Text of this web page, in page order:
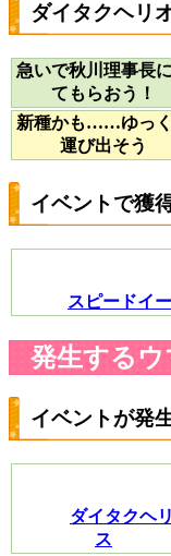
ダイタクヘリ
急いで秋川理事長
てもらおう！
新種かも……ゆっ
運び出そう
イベントで獲
スピードイ
発生するウ
イベントが発
ダイタクヘ
ス